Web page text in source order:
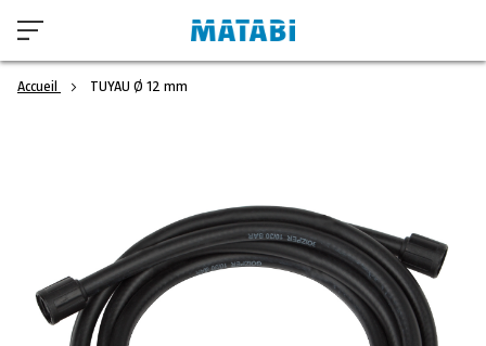
Accueil TUYAU Ø 12 mm